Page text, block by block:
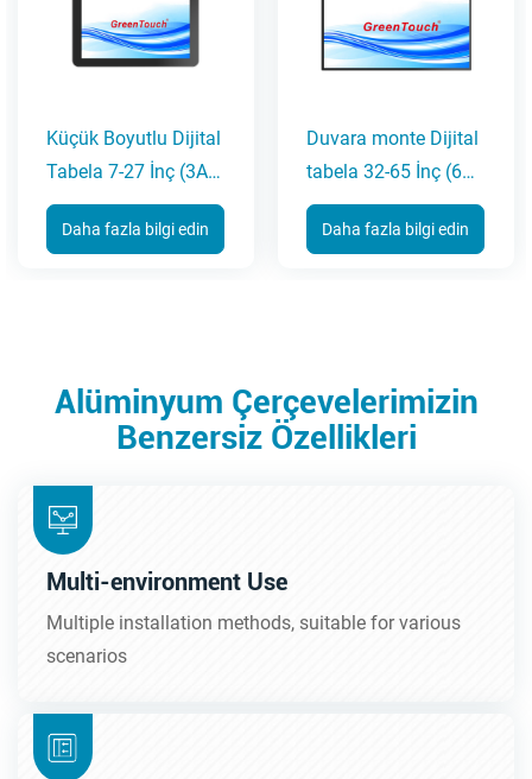
Küçük Boyutlu Dijital
Tabela 7-27 İnç (3A
Serisi)
Daha fazla bilgi edin
Duvara monte Dijital
tabela 32-65 İnç (6C
Serisi)
Daha fazla bilgi edin
Alüminyum Çerçevelerimizin
Benzersiz Özellikleri
Multi-environment Use
Multiple installation methods, suitable for various
scenarios